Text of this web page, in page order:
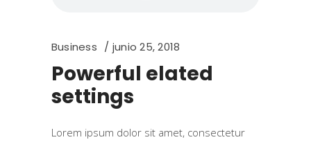
Business junio 25, 2018
Powerful elated
settings
Lorem ipsum dolor sit amet, consectetur